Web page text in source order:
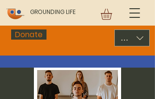
GROUNDING LIFE
Donate USD ($)